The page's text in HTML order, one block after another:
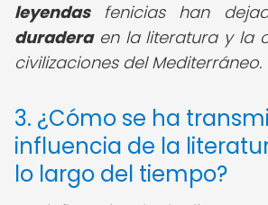
leyendasfenicias han
duraderaen la literatura y la
civilizaciones del Mediterráneo.
3. ¿Cómo se ha
influencia de la
lo largo del tiempo?